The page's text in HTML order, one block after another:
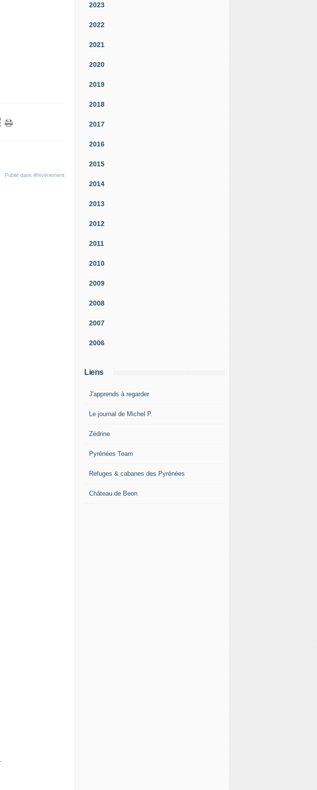
Publié dans #l'évènement
2023
2022
2021
2020
2019
2018
2017
2016
2015
2014
2013
2012
2011
2010
2009
2008
2007
2006
Liens
J'apprends à regarder
Le journal de Michel P.
Zédrine
Pyrénées Team
Refuges & cabanes des Pyrénées
Château de Beon